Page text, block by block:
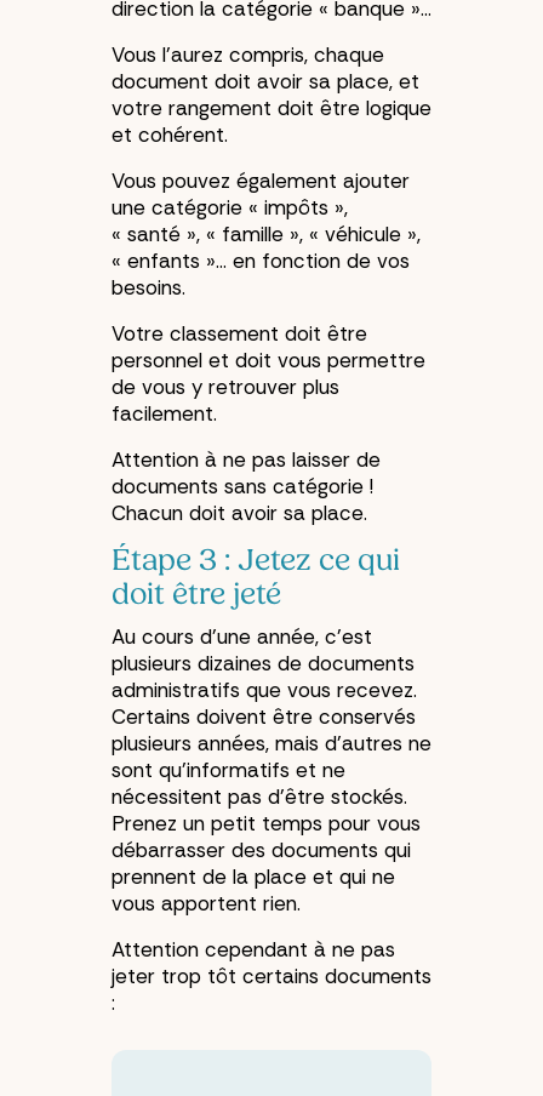
direction la catégorie « banque »…
Vous l’aurez compris, chaque
document doit avoir sa place, et
votre rangement doit être logique
et cohérent.
Vous pouvez également ajouter
une catégorie « impôts »,
« santé », « famille », « véhicule »,
« enfants »… en fonction de vos
besoins.
Votre classement doit être
personnel et doit vous permettre
de vous y retrouver plus
facilement.
Attention à ne pas laisser de
documents sans catégorie !
Chacun doit avoir sa place.
Étape 3 : Jetez ce qui
doit être jeté
Au cours d’une année, c’est
plusieurs dizaines de documents
administratifs que vous recevez.
Certains doivent être conservés
plusieurs années, mais d’autres ne
sont qu’informatifs et ne
nécessitent pas d’être stockés.
Prenez un petit temps pour vous
débarrasser des documents qui
prennent de la place et qui ne
vous apportent rien.
Attention cependant à ne pas
jeter trop tôt certains documents
: